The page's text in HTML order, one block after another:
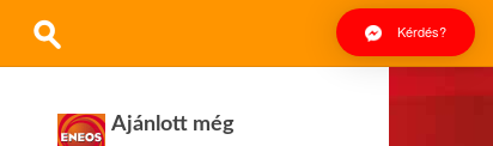
Kérdés?
Ajánlott még